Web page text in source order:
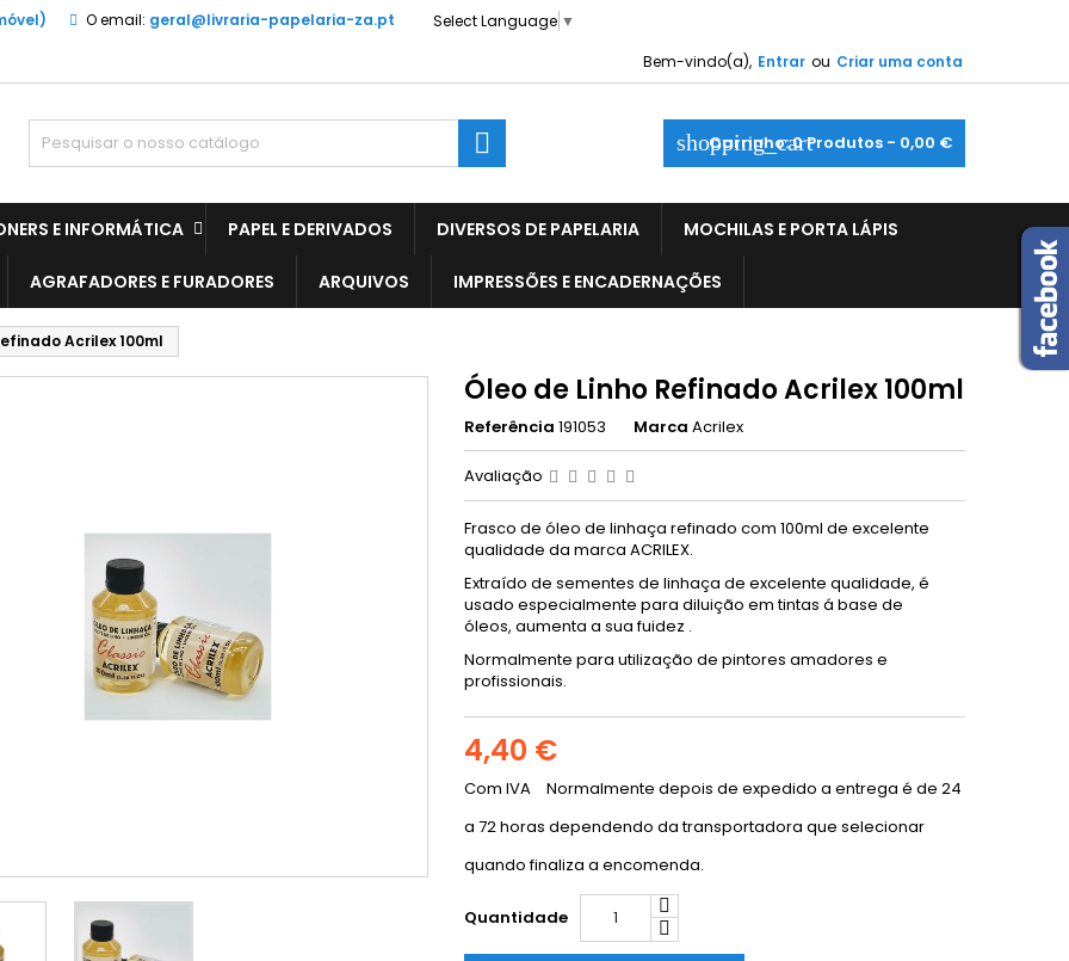
O email: geral@livraria-papelaria-za.pt Select Language ▼
Bem-vindo(a), Entrar ou Criar uma conta
shopping_cart
Carrinho:0Produtos - 0,00 €

E INFORMÁTICA PAPEL E DERIVADOS DIVERSOS DE PAPELARIA MOCHILAS E PORTA LÁPIS
AGRAFADORES E FURADORES ARQUIVOS IMPRESSÕES E ENCADERNAÇÕES
Acrilex 100ml
Óleo de Linho Refinado Acrilex 100ml
Referência 191053 Marca Acrilex
Avaliação
Frasco de óleo de linhaça refinado com 100ml de excelente
qualidade da marca ACRILEX.
Extraído de sementes de linhaça de excelente qualidade, é
usado especialmente para diluição em tintas á base de
óleos, aumenta a sua fuidez .
Normalmente para utilização de pintores amadores e
profissionais.
4,40 €
Com IVA
Normalmente depois de expedido a entrega é de 24
a 72 horas dependendo da transportadora que selecionar
quando finaliza a encomenda.
Quantidade